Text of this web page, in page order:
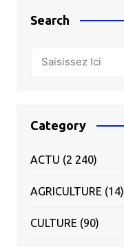
Search
Category
ACTU (2 240)
AGRICULTURE (14)
CULTURE (90)